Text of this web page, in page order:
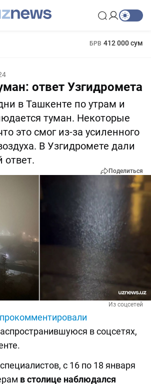
БРВ 412 000 сум
ответ Узгидромета
в Ташкенте по утрам и
туман. Некоторые
это смог из-за усиленного
В Узгидромете дали
Поделиться
Из соцсетей
прокомментировали
в соцсетях,
с 16 по 18 января
в столице наблюдался